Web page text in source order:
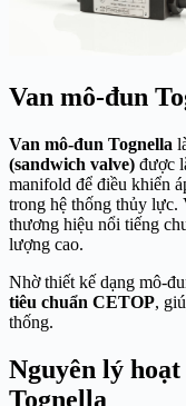
Van mô-đun
Van mô-đun Tognella
(sandwich valve) được
manifold để điều khiển
trong hệ thống thủy lực.
thương hiệu nổi tiếng
lượng cao.
Nhờ thiết kế dạng mô-
tiêu chuẩn CETOP,
thống.
Nguyên lý
Tognella